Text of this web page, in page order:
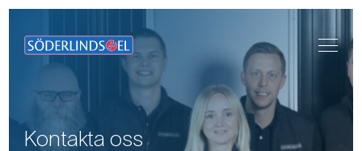
Kontakta oss